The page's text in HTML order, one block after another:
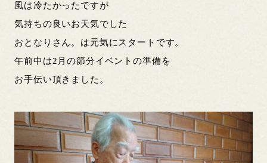
風は冷たかったですが
気持ちの良いお天気でした
おとなりさん。は元気にスタートです。
午前中は2月の節分イベントの準備を
お手伝い頂きました。